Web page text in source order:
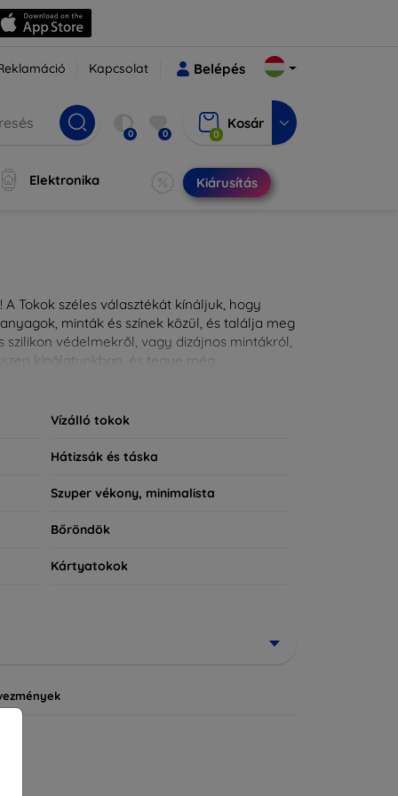
Kapcsolat Belépés
0 0 0
Kosár
Elektronika Kiárusítás
Tokok széles választékát kínáljuk, hogy
minták és színek közül, és találja meg
védelmekről, vagy dizájnos mintákról,
kínálatunkban, és tegye még
Vízálló tokok
Hátizsák és táska
Szuper vékony, minimalista
Bőröndök
Kártyatokok